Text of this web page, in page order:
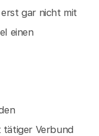
gar nicht mit
einen
tätiger Verbund